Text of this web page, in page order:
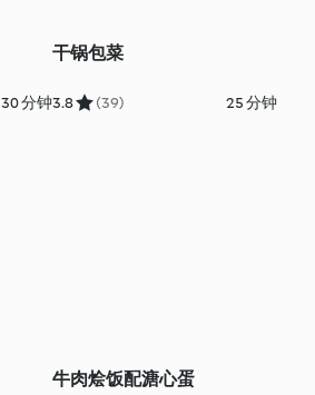
30 分钟
干锅包菜
3.8 (39) 25 分钟
牛肉烩饭配溏心蛋